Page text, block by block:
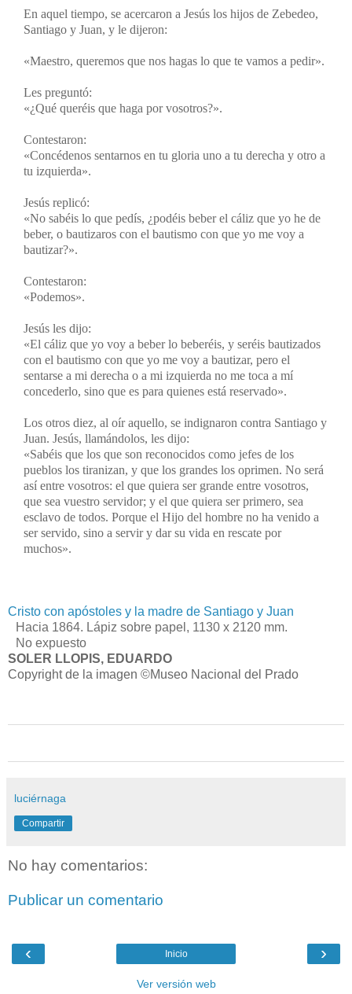
En aquel tiempo, se acercaron a Jesús los hijos de Zebedeo,
Santiago y Juan, y le dijeron:
«Maestro, queremos que nos hagas lo que te vamos a pedir».
Les preguntó:
«¿Qué queréis que haga por vosotros?».
Contestaron:
«Concédenos sentarnos en tu gloria uno a tu derecha y otro a
tu izquierda».
Jesús replicó:
«No sabéis lo que pedís, ¿podéis beber el cáliz que yo he de
beber, o bautizaros con el bautismo con que yo me voy a
bautizar?».
Contestaron:
«Podemos».
Jesús les dijo:
«El cáliz que yo voy a beber lo beberéis, y seréis bautizados
con el bautismo con que yo me voy a bautizar, pero el
sentarse a mi derecha o a mi izquierda no me toca a mí
concederlo, sino que es para quienes está reservado».
Los otros diez, al oír aquello, se indignaron contra Santiago y
Juan. Jesús, llamándolos, les dijo:
«Sabéis que los que son reconocidos como jefes de los
pueblos los tiranizan, y que los grandes los oprimen. No será
así entre vosotros: el que quiera ser grande entre vosotros,
que sea vuestro servidor; y el que quiera ser primero, sea
esclavo de todos. Porque el Hijo del hombre no ha venido a
ser servido, sino a servir y dar su vida en rescate por
muchos».
Cristo con apóstoles y la madre de Santiago y Juan
Hacia 1864. Lápiz sobre papel, 1130 x 2120 mm.
No expuesto
SOLER LLOPIS, EDUARDO
Copyright de la imagen ©Museo Nacional del Prado
luciérnaga
Compartir
No hay comentarios:
Publicar un comentario
‹ ›
Inicio
Ver versión web